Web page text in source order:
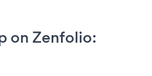
on Zenfolio: